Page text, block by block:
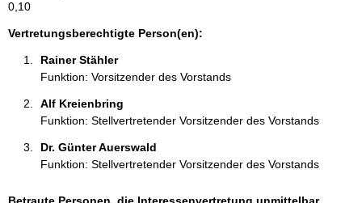
e
n
0,10
Vertretungsberechtigte Person(en):
Rainer Stähler
Funktion: Vorsitzender des Vorstands
Alf Kreienbring
Funktion: Stellvertretender Vorsitzender des Vorstands
Dr. Günter Auerswald
Funktion: Stellvertretender Vorsitzender des Vorstands